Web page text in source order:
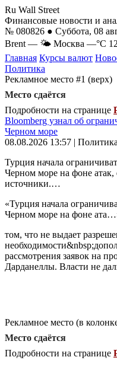
Ru Wall Street
Финансовые новости и
№ 080826 ● Суббота, 08
Brent — 🌤 Москва —°C
Главная Курсы валют
Политика
Рекламное место #1 (верх)
Место сдаётся
Подробности на странице
Bloomberg узнал об
Черном море
08.08.2026 13:57 | Политика
Турция начала
Черном море на фоне атак,
источники.…
«Турция начала
Черном море на фоне
том, что не выдает
рассмотрения заявок на
Дарданеллы. Власти не
Рекламное место (в
Место сдаётся
Подробности на странице